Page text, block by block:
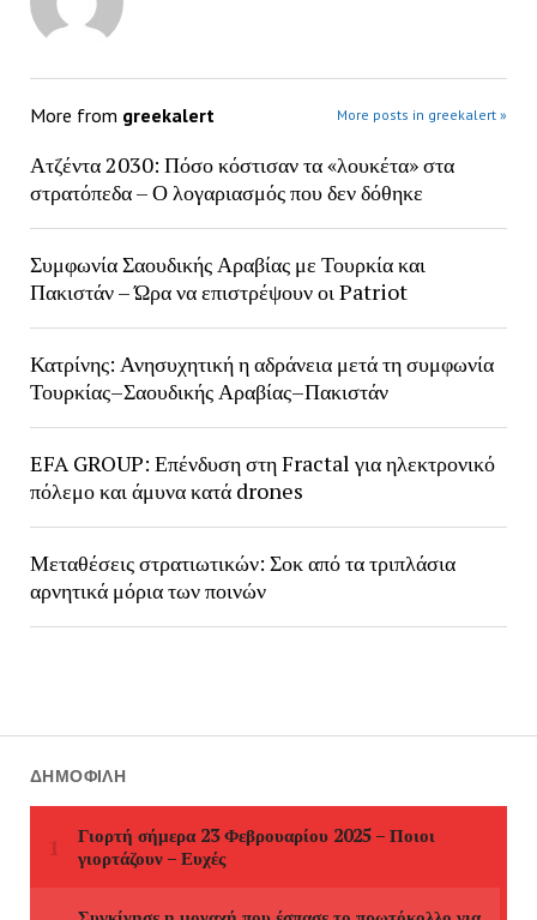
More from greekalert More posts in greekalert »
Ατζέντα 2030: Πόσο κόστισαν τα «λουκέτα» στα
στρατόπεδα – Ο λογαριασμός που δεν δόθηκε
Συμφωνία Σαουδικής Αραβίας με Τουρκία και
Πακιστάν – Ώρα να επιστρέψουν οι Patriot
Κατρίνης: Ανησυχητική η αδράνεια μετά τη συμφωνία
Τουρκίας–Σαουδικής Αραβίας–Πακιστάν
EFA GROUP: Επένδυση στη Fractal για ηλεκτρονικό
πόλεμο και άμυνα κατά drones
Μεταθέσεις στρατιωτικών: Σοκ από τα τριπλάσια
αρνητικά μόρια των ποινών
ΔΗΜΟΦΙΛΉ